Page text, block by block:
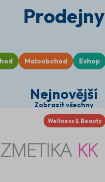
Prodejny
Maloobchod Eshop
Nejnovější
Zobrazit všechny
Wellness & Beauty